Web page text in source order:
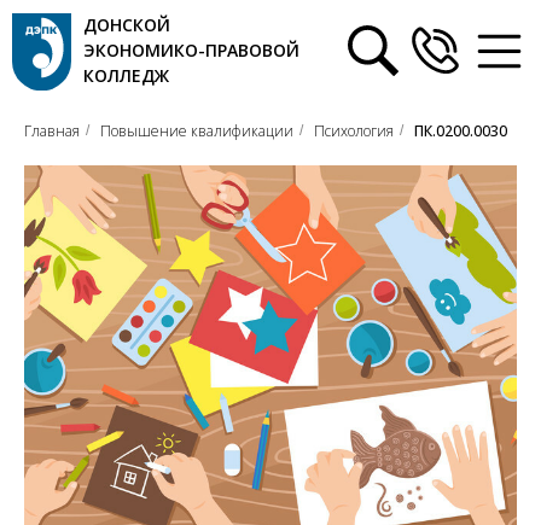
ДОНСКОЙ
ЭКОНОМИКО-ПРАВОВОЙ
КОЛЛЕДЖ
Главная / Повышение квалификации / Психология / ПК.0200.0030